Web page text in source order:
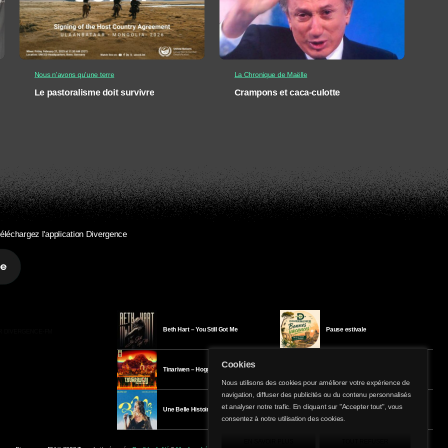
Cookies
Nous utilisons des cookies pour améliorer votre expérience de
navigation, diffuser des publicités ou du contenu personnalisés
et analyser notre trafic. En cliquant sur "Accepter tout", vous
consentez à notre utilisation des cookies.
share
email
Nous n'avons qu'une terre
Le pastoralisme doit survivre
La Chronique de Maëlle
Crampons et caca-culotte
l'application Divergence
Beth Hart – You Still Got Me
Tinariwen – Hoggar
Une Belle Histoire – Héloïse Bay
Pause estivale
Ici l’Ombre – mardi 28 juillet